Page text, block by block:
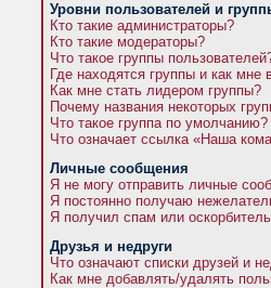
Уровни пользователей и
Кто такие администраторы?
Кто такие модераторы?
Что такое группы
Где находятся группы и как мне
Как мне стать лидером группы?
Почему названия некоторых
Что такое группа по умолчанию?
Что означает ссылка «Наша
Личные сообщения
Я не могу отправить личные
Я постоянно получаю
Я получил спам или
Друзья и недруги
Что означают списки друзей и
Как мне добавлять/удалять